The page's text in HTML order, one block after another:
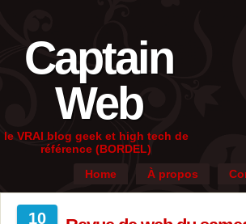
Captain
Web
le VRAI blog geek et high tech de
référence (BORDEL)
Home
À propos
10